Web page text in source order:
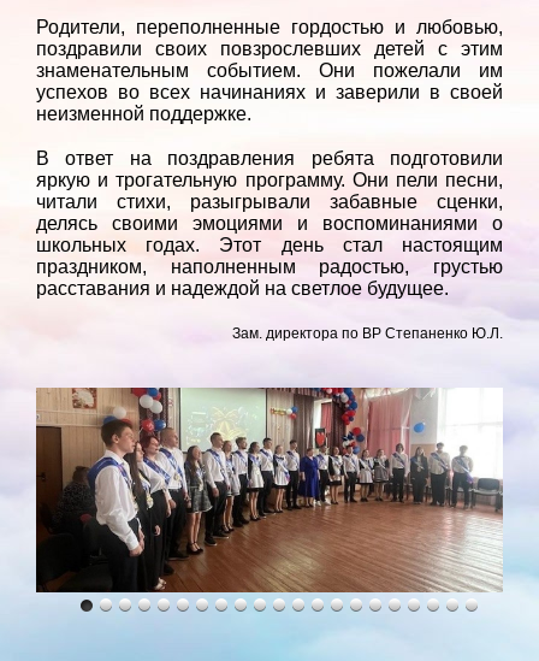
Родители, переполненные гордостью и любовью,
поздравили своих повзрослевших детей с этим
знаменательным событием. Они пожелали им
успехов во всех начинаниях и заверили в своей
неизменной поддержке.
В ответ на поздравления ребята подготовили
яркую и трогательную программу. Они пели песни,
читали стихи, разыгрывали забавные сценки,
делясь своими эмоциями и воспоминаниями о
школьных годах. Этот день стал настоящим
праздником, наполненным радостью, грустью
расставания и надеждой на светлое будущее.
Зам. директора по ВР Степаненко Ю.Л.